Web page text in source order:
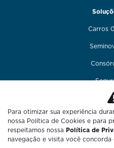
Carros
Funilaria e
Fale
Para otimizar sua experiência
nossa Política de Cookies e para
respeitamos nossa Política de
navegação e visita você concorda